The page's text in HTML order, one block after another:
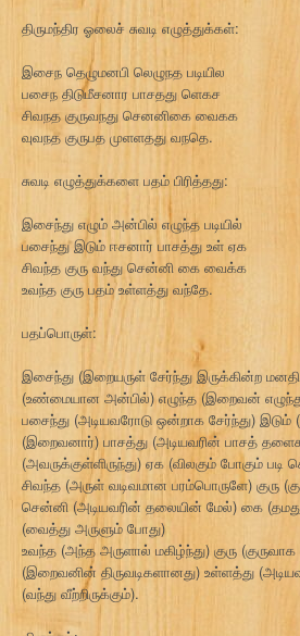
திருமந்திர ஓலைச் சுவடி எழுத்துக்கள்:
இசைந தெழுமனபி லெழுநத படியில
பசைந திடுமீசனார பாசதது ளெகச
சிவநத குருவநது செனனிகை வைகக
வுவநத குருபத முளளதது வநதெ.
சுவடி எழுத்துக்களை பதம் பிரித்தது:
இசைந்து எழும் அன்பில் எழுந்த படியில்
பசைந்து இடும் ஈசனார் பாசத்து உள் ஏக
சிவந்த குரு வந்து சென்னி கை வைக்க
உவந்த குரு பதம் உள்ளத்து வந்தே.
பதப்பொருள்:
இசைந்து (இறையருள் சேர்ந்து இருக்கின்ற
(உண்மையான அன்பில்) எழுந்த (இறைவன்
பசைந்து (அடியவரோடு ஒன்றாக சேர்ந்து) இடும்
(இறைவனார்) பாசத்து (அடியவரின் பாசத்
(அவருக்குள்ளிருந்து) ஏக (விலகும் போகும் படி
சிவந்த (அருள் வடிவமான பரம்பொருளே) குரு
சென்னி (அடியவரின் தலையின் மேல்) கை
(வைத்து அருளும் போது)
உவந்த (அந்த அருளால் மகிழ்ந்து) குரு (குருவாக
(இறைவனின் திருவடிகளானது) உள்ளத்து
(வந்து வீற்றிருக்கும்).